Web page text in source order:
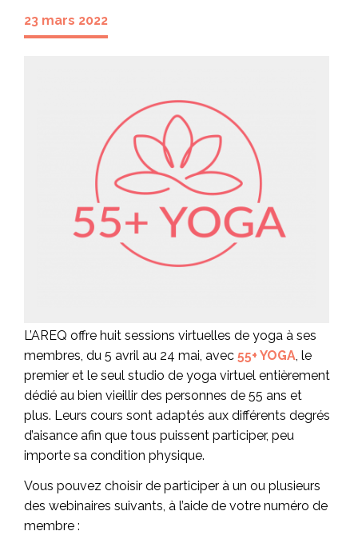
23 mars 2022
L’AREQ offre huit sessions virtuelles de yoga à ses
membres, du 5 avril au 24 mai, avec 55+ YOGA, le
premier et le seul studio de yoga virtuel entièrement
dédié au bien vieillir des personnes de 55 ans et
plus. Leurs cours sont adaptés aux différents degrés
d’aisance afin que tous puissent participer, peu
importe sa condition physique.
Vous pouvez choisir de participer à un ou plusieurs
des webinaires suivants, à l’aide de votre numéro de
membre :